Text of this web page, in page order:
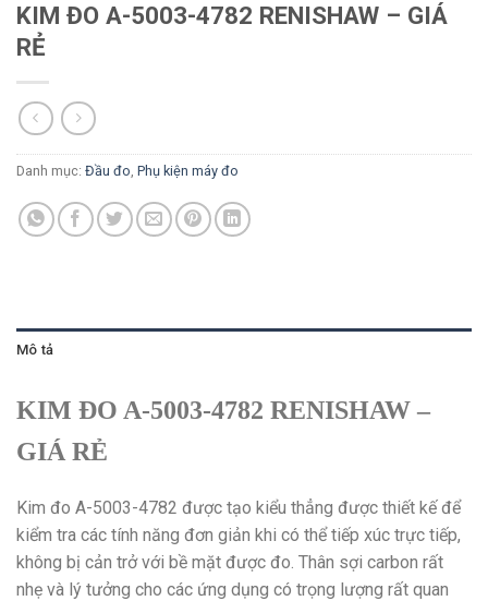
KIM ĐO A-5003-4782 RENISHAW – GIÁ
RẺ
Danh mục: Đầu đo Phụ kiện máy đo
Mô tả
KIM ĐO A-5003-4782 RENISHAW –
GIÁ RẺ
Kim đo A-5003-4782 được tạo kiểu thẳng được thiết kế để
kiểm tra các tính năng đơn giản khi có thể tiếp xúc trực tiếp,
không bị cản trở với bề mặt được đo. Thân sợi carbon rất
nhẹ và lý tưởng cho các ứng dụng có trọng lượng rất quan